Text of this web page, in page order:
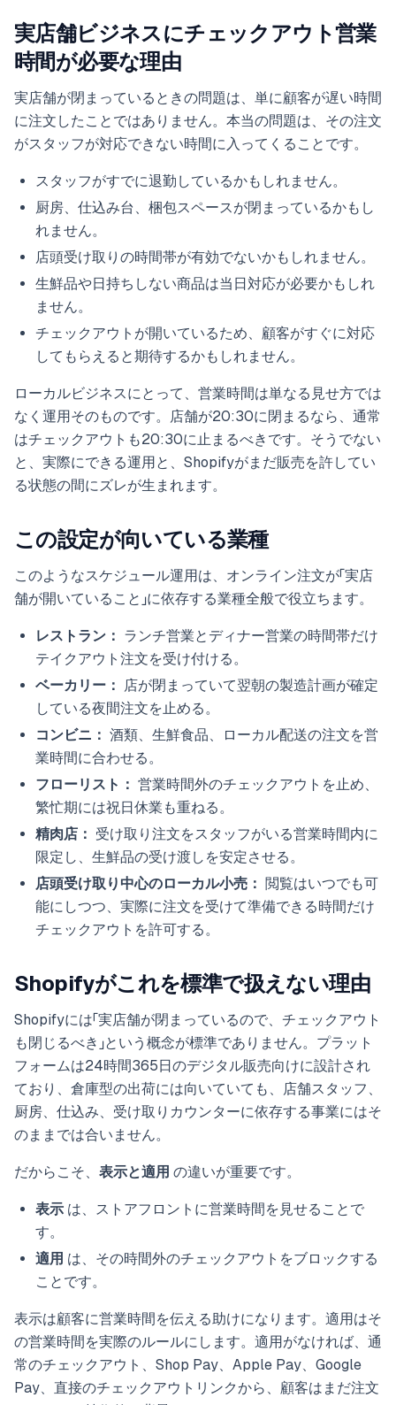
実店舗ビジネスにチェックアウト営業
時間が必要な理由
実店舗が閉まっているときの問題は、単に顧客が遅い時間
に注文したことではありません。本当の問題は、その注文
がスタッフが対応できない時間に入ってくることです。
スタッフがすでに退勤しているかもしれません。
厨房、仕込み台、梱包スペースが閉まっているかもし
れません。
店頭受け取りの時間帯が有効でないかもしれません。
生鮮品や日持ちしない商品は当日対応が必要かもしれ
ません。
チェックアウトが開いているため、顧客がすぐに対応
してもらえると期待するかもしれません。
ローカルビジネスにとって、営業時間は単なる見せ方では
なく運用そのものです。店舗が20:30に閉まるなら、通常
はチェックアウトも20:30に止まるべきです。そうでない
と、実際にできる運用と、Shopifyがまだ販売を許してい
る状態の間にズレが生まれます。
この設定が向いている業種
このようなスケジュール運用は、オンライン注文が「実店
舗が開いていること」に依存する業種全般で役立ちます。
レストラン： ランチ営業とディナー営業の時間帯だけ
テイクアウト注文を受け付ける。
ベーカリー：
店が閉まっていて翌朝の製造計画が確定
している夜間注文を止める。
コンビニ： 酒類、生鮮食品、ローカル配送の注文を営
業時間に合わせる。
フローリスト： 営業時間外のチェックアウトを止め、
繁忙期には祝日休業も重ねる。
精肉店： 受け取り注文をスタッフがいる営業時間内に
限定し、生鮮品の受け渡しを安定させる。
店頭受け取り中心のローカル小売： 閲覧はいつでも可
能にしつつ、実際に注文を受けて準備できる時間だけ
チェックアウトを許可する。
Shopifyがこれを標準で扱えない理由
Shopifyには「実店舗が閉まっているので、チェックアウト
も閉じるべき」という概念が標準でありません。プラット
フォームは24時間365日のデジタル販売向けに設計され
ており、倉庫型の出荷には向いていても、店舗スタッフ、
厨房、仕込み、受け取りカウンターに依存する事業にはそ
のままでは合いません。
だからこそ、 表示と適用 の違いが重要です。
表示 は、ストアフロントに営業時間を見せることで
す。
適用 は、その時間外のチェックアウトをブロックする
ことです。
表示は顧客に営業時間を伝える助けになります。適用はそ
の営業時間を実際のルールにします。適用がなければ、通
常のチェックアウト、Shop Pay、Apple Pay、Google
Pay、直接のチェックアウトリンクから、顧客はまだ注文